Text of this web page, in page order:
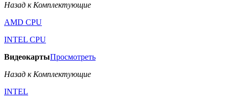
Назад к Комплектующие
AMD CPU
INTEL CPU
ВидеокартыПросмотреть
Назад к Комплектующие
INTEL